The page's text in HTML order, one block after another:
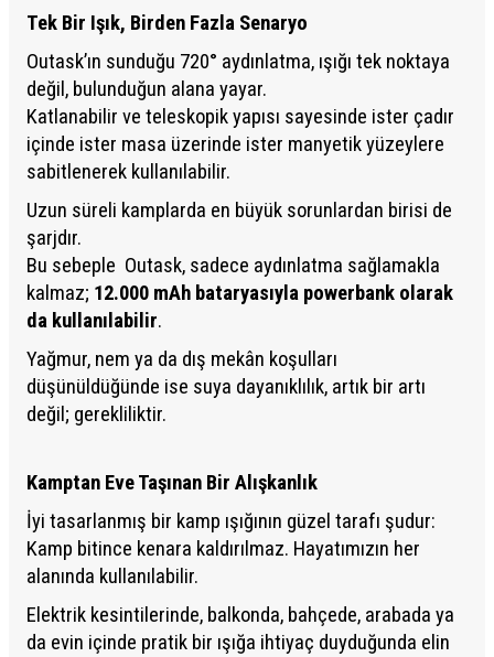
Tek Bir Işık, Birden Fazla Senaryo
Outask’ın sunduğu 720° aydınlatma, ışığı tek noktaya
değil, bulunduğun alana yayar.
Katlanabilir ve teleskopik yapısı sayesinde ister çadır
içinde ister masa üzerinde ister manyetik yüzeylere
sabitlenerek kullanılabilir.
Uzun süreli kamplarda en büyük sorunlardan birisi de
şarjdır.
Bu sebeple Outask, sadece aydınlatma sağlamakla
kalmaz; 12.000 mAh bataryasıyla powerbank olarak
da kullanılabilir.
Yağmur, nem ya da dış mekân koşulları
düşünüldüğünde ise suya dayanıklılık, artık bir artı
değil; gerekliliktir.
Kamptan Eve Taşınan Bir Alışkanlık
İyi tasarlanmış bir kamp ışığının güzel tarafı şudur:
Kamp bitince kenara kaldırılmaz. Hayatımızın her
alanında kullanılabilir.
Elektrik kesintilerinde, balkonda, bahçede, arabada ya
da evin içinde pratik bir ışığa ihtiyaç duyduğunda elin